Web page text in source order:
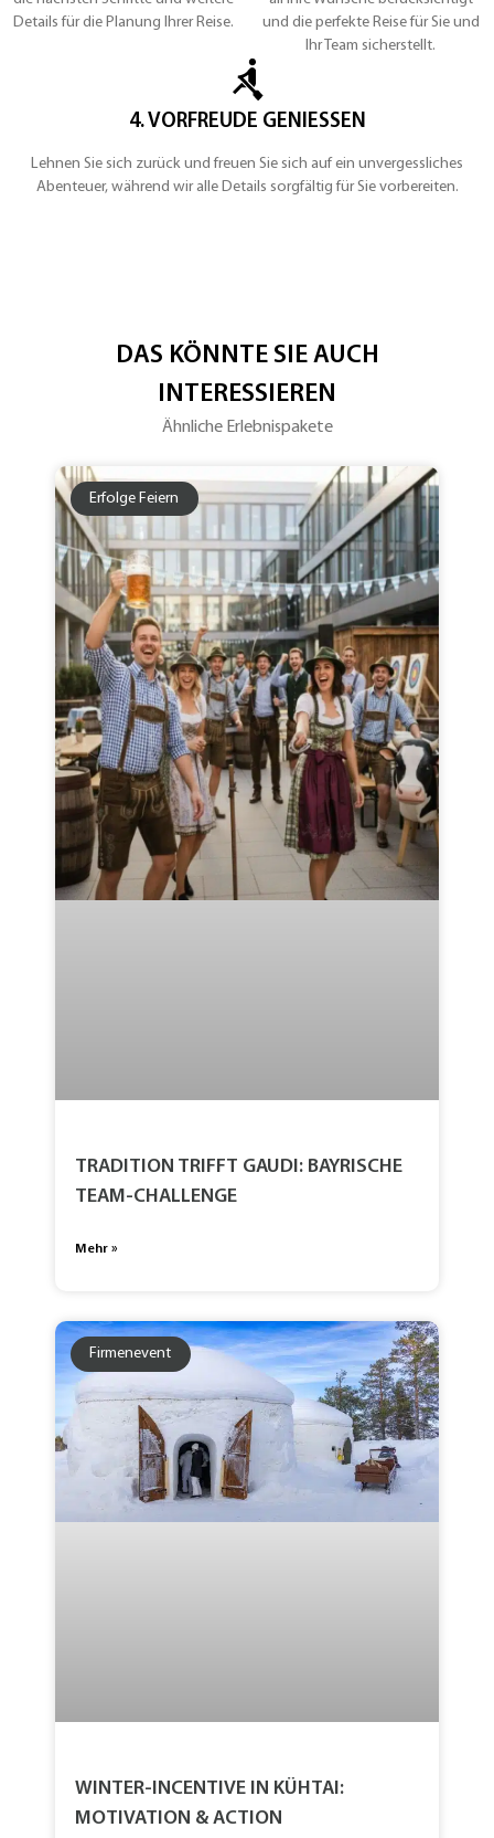
Details für die Planung Ihrer Reise.
und die perfekte Reise für Sie und
Ihr Team sicherstellt.
4. VORFREUDE GENIESSEN
Lehnen Sie sich zurück und freuen Sie sich auf ein unvergessliches
Abenteuer, während wir alle Details sorgfältig für Sie vorbereiten.
DAS KÖNNTE SIE AUCH
INTERESSIEREN
Ähnliche Erlebnispakete
Erfolge Feiern
TRADITION TRIFFT GAUDI: BAYRISCHE
TEAM-CHALLENGE
Mehr »
Firmenevent
WINTER-INCENTIVE IN KÜHTAI:
MOTIVATION & ACTION